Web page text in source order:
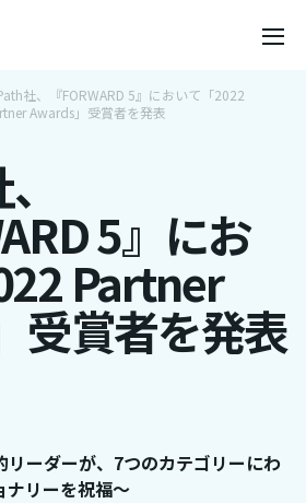
社、『FORWARD 5』において「2022
Awards」受賞者を発表
5』にお
Partner
受賞者を発表
リーダーが、7つのカテゴリーにわ
ナリーを祝福～